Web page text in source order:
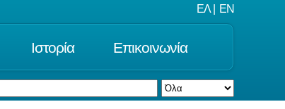
ΕΛ EN
Ιστορία Επικοινωνία